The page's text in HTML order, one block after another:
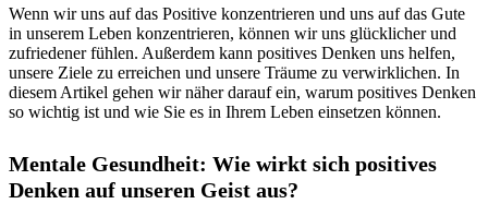
Wenn wir uns auf das Positive konzentrieren und uns auf das Gute
in unserem Leben konzentrieren, können wir uns glücklicher und
zufriedener fühlen. Außerdem kann positives Denken uns helfen,
unsere Ziele zu erreichen und unsere Träume zu verwirklichen. In
diesem Artikel gehen wir näher darauf ein, warum positives Denken
so wichtig ist und wie Sie es in Ihrem Leben einsetzen können.
Mentale Gesundheit: Wie wirkt sich positives
Denken auf unseren Geist aus?